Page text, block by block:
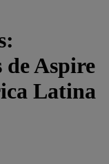
de Aspire
Latina